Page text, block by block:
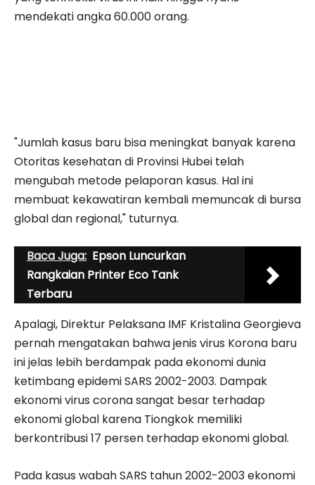
mendekati angka 60.000 orang.
"Jumlah kasus baru bisa meningkat banyak karena
Otoritas kesehatan di Provinsi Hubei telah
mengubah metode pelaporan kasus. Hal ini
membuat kekawatiran kembali memuncak di bursa
global dan regional," tuturnya.
Baca Juga: Epson Luncurkan
Rangkaian Printer Eco Tank
Terbaru
Apalagi, Direktur Pelaksana IMF Kristalina Georgieva
pernah mengatakan bahwa jenis virus Korona baru
ini jelas lebih berdampak pada ekonomi dunia
ketimbang epidemi SARS 2002-2003. Dampak
ekonomi virus corona sangat besar terhadap
ekonomi global karena Tiongkok memiliki
berkontribusi 17 persen terhadap ekonomi global.
Pada kasus wabah SARS tahun 2002-2003 ekonomi